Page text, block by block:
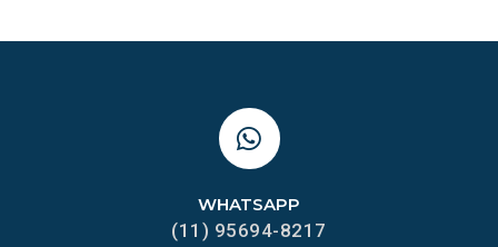
WHATSAPP
(11) 95694-8217